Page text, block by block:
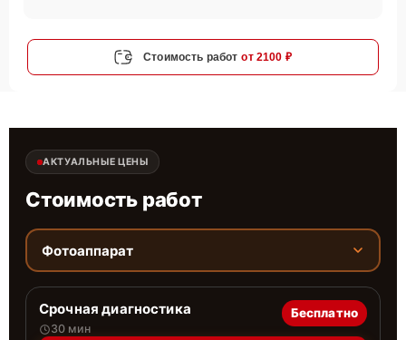
Стоимость работ от 2100 ₽
АКТУАЛЬНЫЕ ЦЕНЫ
Стоимость работ
Фотоаппарат
Срочная диагностика
30 мин
Бесплатно